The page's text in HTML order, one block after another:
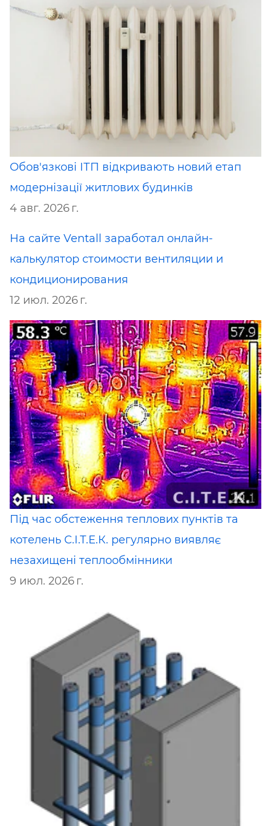
Обов'язкові ІТП відкривають новий етап
модернізації житлових будинків
4 авг. 2026 г.
На сайте Ventall заработал онлайн-
калькулятор стоимости вентиляции и
кондиционирования
12 июл. 2026 г.
Під час обстеження теплових пунктів та
котелень С.І.Т.Е.К. регулярно виявляє
незахищені теплообмінники
9 июл. 2026 г.